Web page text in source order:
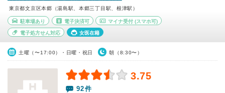
東京都文京区本郷（湯島駅、本郷三丁目駅、根津駅）
駐車場あり 電子決済可 マイナ受付 (スマホ可)
電子処方せん対応 女医在籍
土曜（〜17:00）・日曜・祝日 朝（8:30〜）
3.75
92件